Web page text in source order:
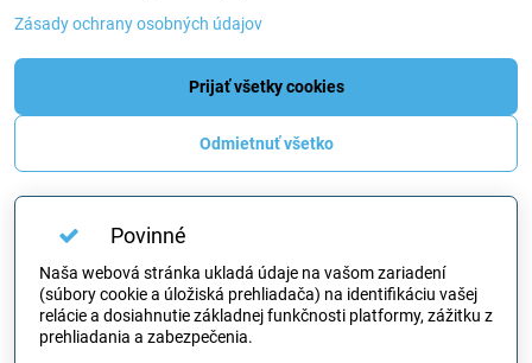
Zásady ochrany osobných údajov
Prijať všetky cookies
Odmietnuť všetko
Povinné
Naša webová stránka ukladá údaje na vašom zariadení
(súbory cookie a úložiská prehliadača) na identifikáciu vašej
relácie a dosiahnutie základnej funkčnosti platformy, zážitku z
prehliadania a zabezpečenia.